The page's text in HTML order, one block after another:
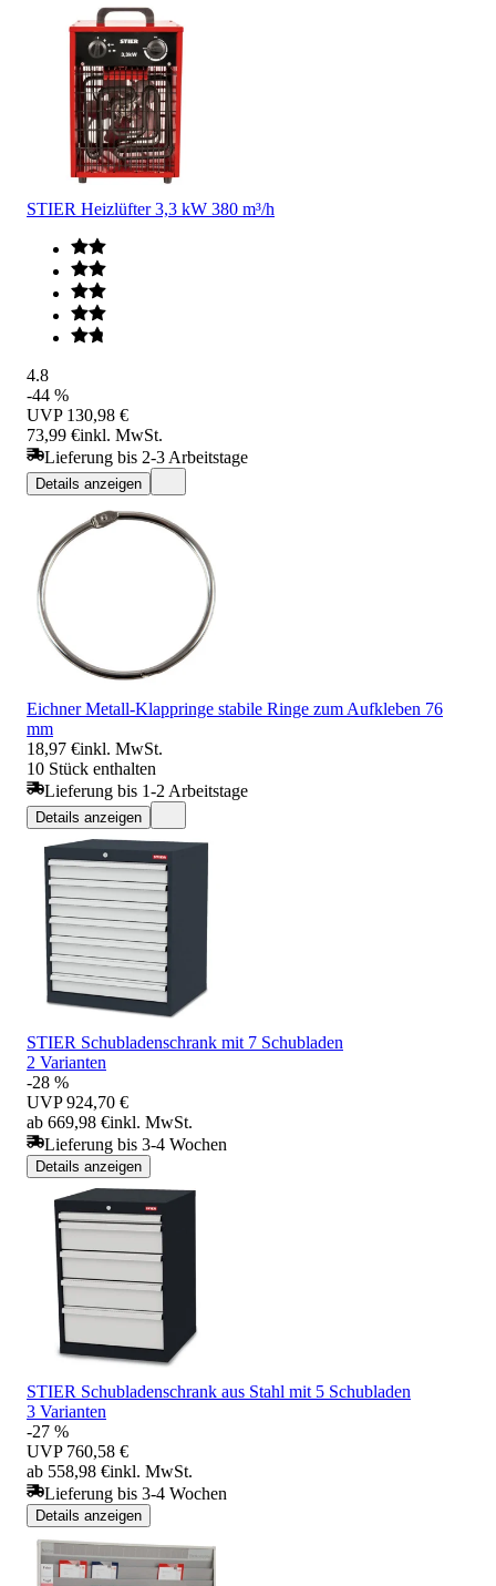
STIER Heizlüfter 3,3 kW 380 m³/h
4.8
-44 %
UVP 130,98 €
73,99 €inkl. MwSt.
Lieferung bis 2-3 Arbeitstage
Details anzeigen
Eichner Metall-Klappringe stabile Ringe zum Aufkleben 76
mm
18,97 €inkl. MwSt.
10 Stück enthalten
Lieferung bis 1-2 Arbeitstage
Details anzeigen
STIER Schubladenschrank mit 7 Schubladen
2 Varianten
-28 %
UVP 924,70 €
ab 669,98 €inkl. MwSt.
Lieferung bis 3-4 Wochen
Details anzeigen
STIER Schubladenschrank aus Stahl mit 5 Schubladen
3 Varianten
-27 %
UVP 760,58 €
ab 558,98 €inkl. MwSt.
Lieferung bis 3-4 Wochen
Details anzeigen